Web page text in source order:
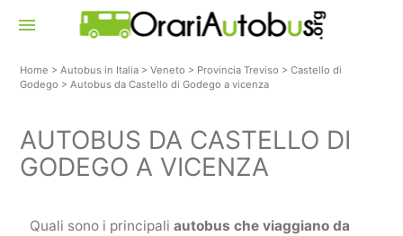
menu
Home >Autobus in Italia >Veneto > Provincia Treviso >Castello di
Godego >Autobus da Castello di Godego a vicenza
AUTOBUS DA CASTELLO DI
GODEGO A VICENZA
Quali sono i principali autobus che viaggiano da